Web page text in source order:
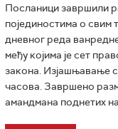
Посланици завршили
појединостима о свим
дневног реда
међу којима је сет
закона. Изјашњавање
часова. Завршено
амандмана поднетих